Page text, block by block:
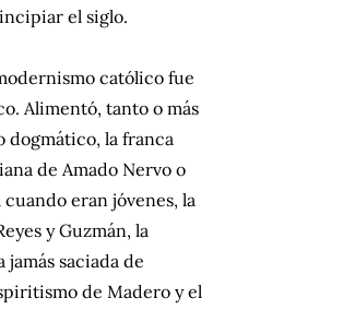
el siglo.
católico fue
Alimentó, tanto o más
dogmático, la franca
de Amado Nervo o
cuando eran jóvenes, la
y Guzmán, la
saciada de
de Madero y el